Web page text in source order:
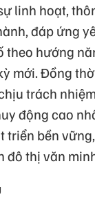
linh hoạt,
đáp ứng
theo hướng
mới. Đồng
trách
động cao
triển bền
đô thị văn